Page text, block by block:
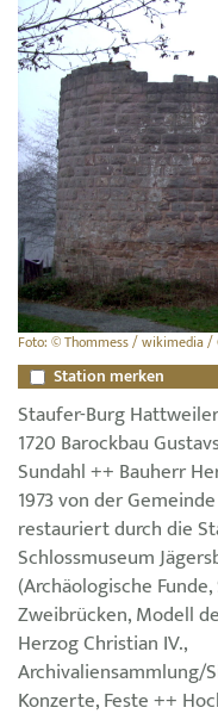
Foto: © Thommess / wikimedia /
Station merken
Staufer-Burg
1720 Barockbau
Sundahl ++ Bauherr
1973 von der
restauriert durch die
Schlossmuseum
(Archäologische
Zweibrücken, Modell
Herzog Christian IV.,
Archivaliensammlung/
Konzerte, Feste ++